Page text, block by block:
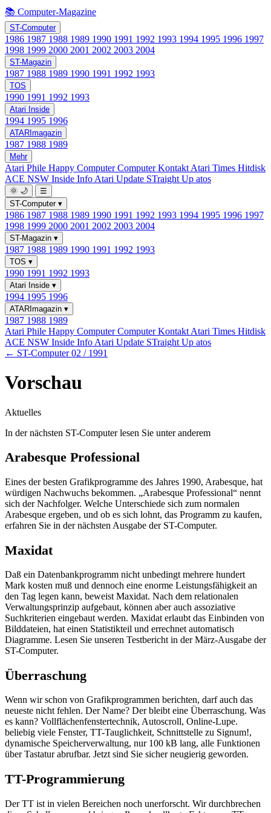
📚 Computer-Magazine
ST-Computer
1986 1987 1988 1989 1990 1991 1992 1993 1994 1995 1996 1997
1998 1999 2000 2001 2002 2003 2004
ST-Magazin
1987 1988 1989 1990 1991 1992 1993
TOS
1990 1991 1992 1993
Atari Inside
1994 1995 1996
ATARImagazin
1987 1988 1989
Mehr
Atari Phile Happy ComputerComputer Kontakt Atari Times Hitdisk
ACE NSW Inside Info Atari Update STraight Up atos
🌞 🌙
☰
ST-Computer ▾
1986 1987 1988 1989 1990 1991 1992 1993 1994 1995 1996 1997
1998 1999 2000 2001 2002 2003 2004
ST-Magazin ▾
1987 1988 1989 1990 1991 1992 1993
TOS ▾
1990 1991 1992 1993
Atari Inside ▾
1994 1995 1996
ATARImagazin ▾
1987 1988 1989
Atari Phile Happy ComputerComputer Kontakt Atari Times Hitdisk
ACE NSW Inside Info Atari Update STraight Up atos
← ST-Computer 02 / 1991
Vorschau
Aktuelles
In der nächsten ST-Computer lesen Sie unter anderem
Arabesque Professional
Eines der besten Grafikprogramme des Jahres 1990, Arabesque, hat
würdigen Nachwuchs bekommen. „Arabesque Professional“ nennt
sich der Nachfolger. Welche Unterschiede sich zum normalen
Arabesque ergeben, und ob es sich lohnt, das Programm zu kaufen,
erfahren Sie in der nächsten Ausgabe der ST-Computer.
Maxidat
Daß ein Datenbankprogramm nicht unbedingt mehrere hundert
Mark kosten muß und dennoch eine enorme Leistungsfähigkeit an
den Tag legen kann, beweist Maxidat. Nach dem relationalen
Verwaltungsprinzip aufgebaut, können aber auch assoziative
Suchkriterien eingebaut werden. Maxidat erlaubt das Einbinden von
Bilddateien, hat einen Statistikteil und errechnet automatisch
Diagramme. Lesen Sie unseren Testbericht in der März-Ausgabe der
ST-Computer.
Überraschung
Wenn wir schon von Grafikprogrammen berichten, darf auch das
neueste nicht fehlen. Der Name? Der bleibt eine Überraschung. Was
es kann? Vollflächenfenstertechnik, Autoscroll, Online-Lupe.
beliebig viele Fenster, TT-Tauglichkeit, Schnittstelle zu Signum!,
dynamische Speicherverwaltung, nur 100 kB lang, alle Funktionen
über Tastatur abrufbar. Jetzt sind Sie sicher neugierig geworden.
TT-Programmierung
Der TT ist in vielen Bereichen noch unerforscht. Wir durchbrechen